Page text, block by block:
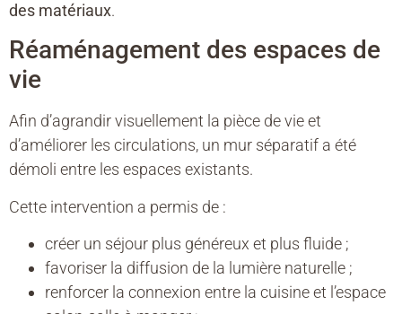
des matériaux.
Réaménagement des espaces de
vie
Afin d’agrandir visuellement la pièce de vie et
d’améliorer les circulations, un mur séparatif a été
démoli entre les espaces existants.
Cette intervention a permis de :
créer un séjour plus généreux et plus fluide ;
favoriser la diffusion de la lumière naturelle ;
renforcer la connexion entre la cuisine et l’espace